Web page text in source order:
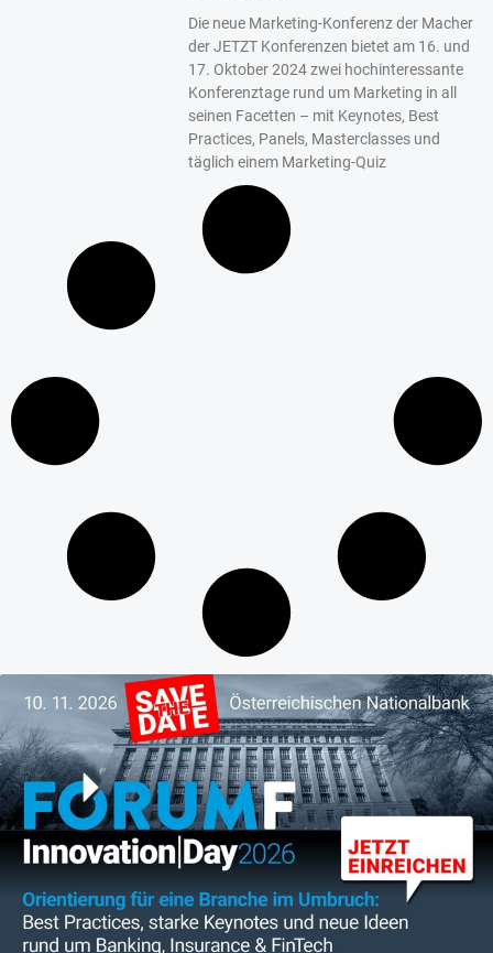
Die neue Marketing-Konferenz der Macher
der JETZT Konferenzen bietet am 16. und
17. Oktober 2024 zwei hochinteressante
Konferenztage rund um Marketing in all
seinen Facetten – mit Keynotes, Best
Practices, Panels, Masterclasses und
täglich einem Marketing-Quiz